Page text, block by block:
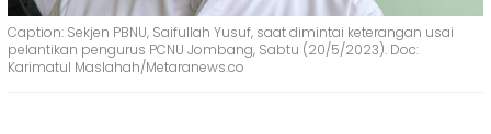
Caption: Sekjen PBNU, Saifullah Yusuf, saat dimintai keterangan usai
pelantikan pengurus PCNU Jombang, Sabtu (20/5/2023). Doc:
Karimatul Maslahah/Metaranews.co